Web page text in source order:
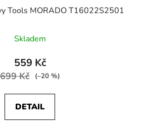
Tools MORADO T16022S2501
Skladem
559 Kč
699 Kč (–20 %)
DETAIL